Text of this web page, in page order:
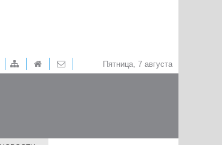
Пятница, 7 августа